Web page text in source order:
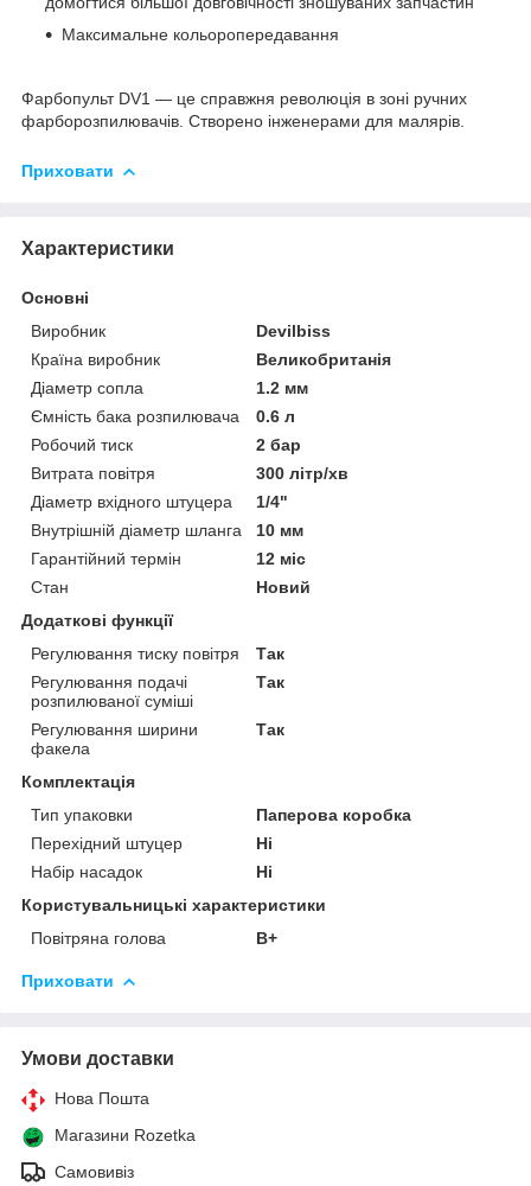
Максимальне кольоропередавання
Фарбопульт DV1 — це справжня революція в зоні ручних
фарборозпилювачів. Створено інженерами для малярів.
Приховати
Характеристики
Основні
Виробник
Devilbiss
Країна виробник
Великобританія
Діаметр сопла
1.2 мм
Ємність бака розпилювача
0.6 л
Робочий тиск
2 бар
Витрата повітря
300 літр/хв
Діаметр вхідного штуцера
1/4"
Внутрішній діаметр шланга
10 мм
Гарантійний термін
12 міс
Стан
Новий
Додаткові функції
Регулювання тиску повітря
Так
Регулювання подачі
розпилюваної суміші
Так
Регулювання ширини
факела
Так
Комплектація
Тип упаковки
Паперова коробка
Перехідний штуцер
Ні
Набір насадок
Ні
Користувальницькі характеристики
Повітряна голова
B+
Приховати
Умови доставки
Нова Пошта
Магазини Rozetka
Самовивіз